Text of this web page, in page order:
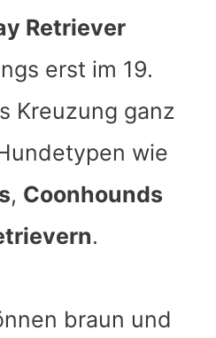
Retriever
erst im 19.
Kreuzung ganz
wie
, Coonhounds
.
braun und